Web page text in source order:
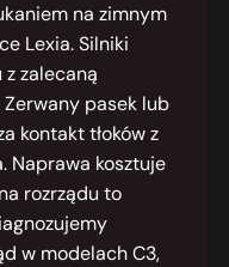
na zimnym
Lexia. Silniki
zalecaną
pasek lub
kontakt tłoków z
Naprawa kosztuje
rozrządu to
w modelach C3,